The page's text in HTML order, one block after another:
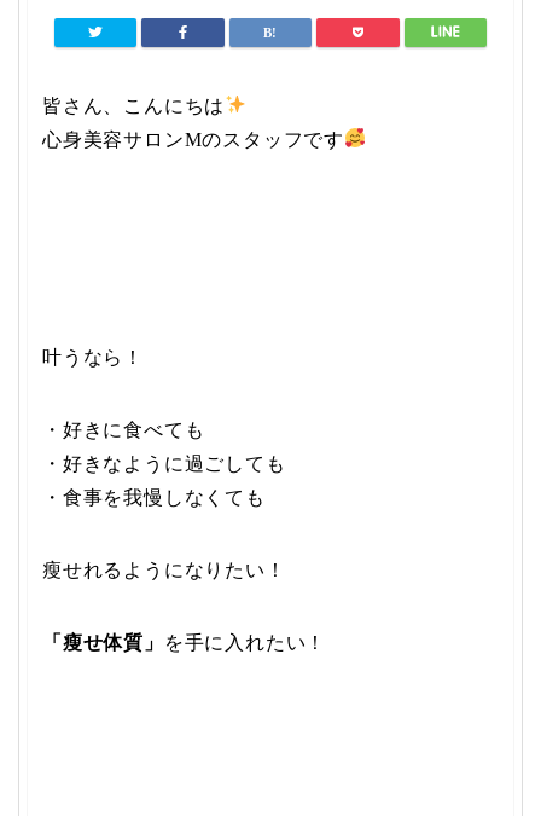
皆さん、こんにちは
心身美容サロンMのスタッフです
叶うなら！
・好きに食べても
・好きなように過ごしても
・食事を我慢しなくても
瘦せれるようになりたい！
「瘦せ体質」 を手に入れたい！